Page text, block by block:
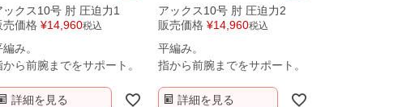
ックス10号 肘 圧迫力1
売価格 ¥14,960税込
み。
から前腕までをサポート。
詳細を見る
アックス10号 肘 圧迫力2
販売価格 ¥14,960税込
平編み。
指から前腕までをサポート。
詳細を見る